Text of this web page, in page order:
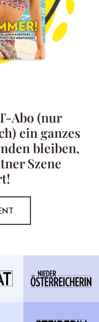
Abo (nur
ein ganzes
bleiben,
Szene